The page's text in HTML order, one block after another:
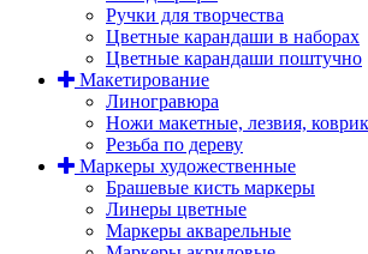
Ручки для творчества
Цветные карандаши в наборах
Цветные карандаши поштучно
Макетирование
Линогравюра
Ножи макетные, лезвия,
Резьба по дереву
Маркеры художественные
Брашевые кисть маркеры
Линеры цветные
Маркеры акварельные